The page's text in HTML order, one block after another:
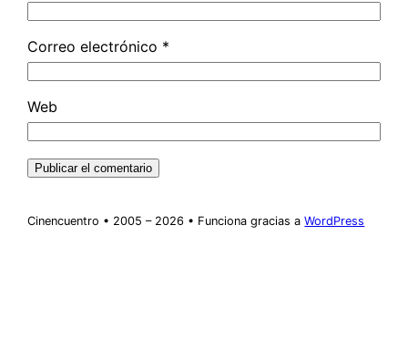
Correo electrónico *
Web
Cinencuentro • 2005 – 2026 • Funciona gracias aWordPress